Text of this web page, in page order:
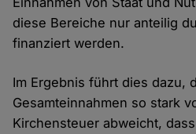
diese Bereiche nur anteilig
finanziert werden.
Im Ergebnis führt dies dazu,
Gesamteinnahmen so stark
Kirchensteuer abweicht,